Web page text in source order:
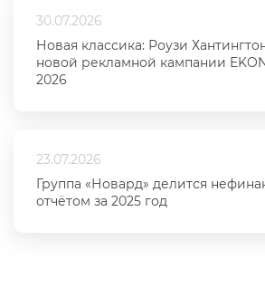
30.07.2026
Новая классика: Роузи
новой рекламной кампании
2026
23.07.2026
Группа «Новард» делится
отчётом за 2025 год